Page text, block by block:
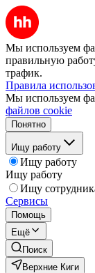
Мы используем
правильную
трафик.
Правила
Мы используем
файлов cookie
Понятно
Ищу работу
Ищу работу
Ищу работу
Ищу
Сервисы
Помощь
Ещё
Поиск
Верхние Киги